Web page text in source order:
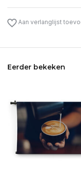
Aan verlanglijst
Eerder bekeken